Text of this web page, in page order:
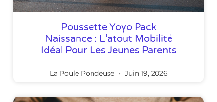
Poussette Yoyo Pack
Naissance : L’atout Mobilité
Idéal Pour Les Jeunes Parents
La Poule Pondeuse Juin 19, 2026